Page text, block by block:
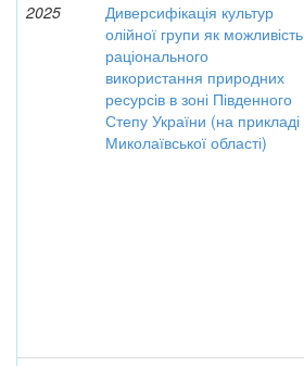
2025
Диверсифікація культур
олійної групи як можливість
раціонального
використання природних
ресурсів в зоні Південного
Степу України (на прикладі
Миколаївської області)